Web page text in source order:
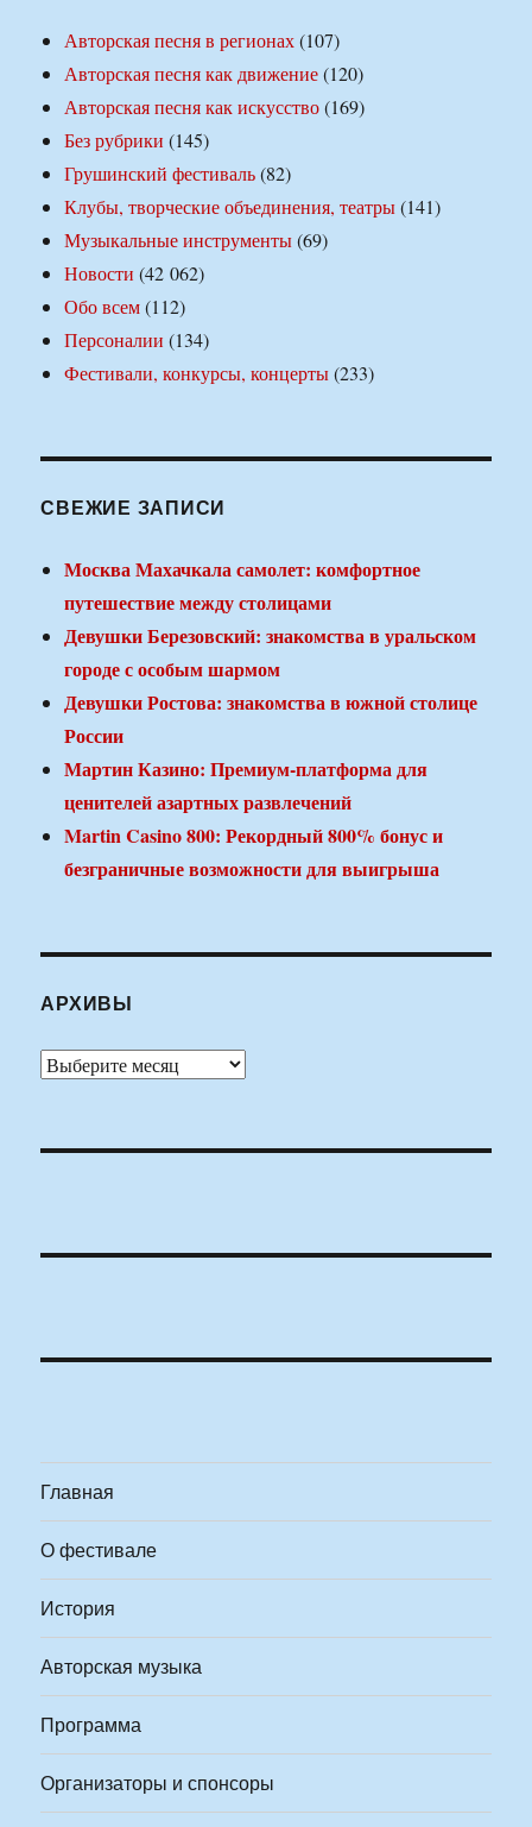
Авторская песня в регионах(107)
Авторская песня как движение(120)
Авторская песня как искусство(169)
Без рубрики (145)
Грушинский фестиваль(82)
Клубы, творческие объединения, театры(141)
Музыкальные инструменты(69)
Новости (42 062)
Обо всем(112)
Персоналии (134)
Фестивали, конкурсы, концерты(233)
СВЕЖИЕ ЗАПИСИ
Москва Махачкала самолет: комфортное
путешествие между столицами
Девушки Березовский: знакомства в уральском
городе с особым шармом
Девушки Ростова: знакомства в южной столице
России
Мартин Казино: Премиум-платформа для
ценителей азартных развлечений
Martin Casino 800: Рекордный 800% бонус и
безграничные возможности для выигрыша
АРХИВЫ
Архивы
Главная
О фестивале
История
Авторская музыка
Программа
Организаторы и спонсоры